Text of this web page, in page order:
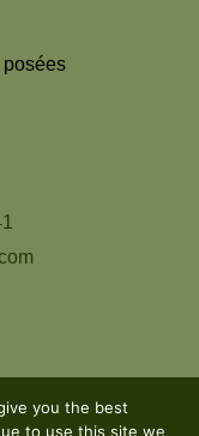
you the best
to use this site we